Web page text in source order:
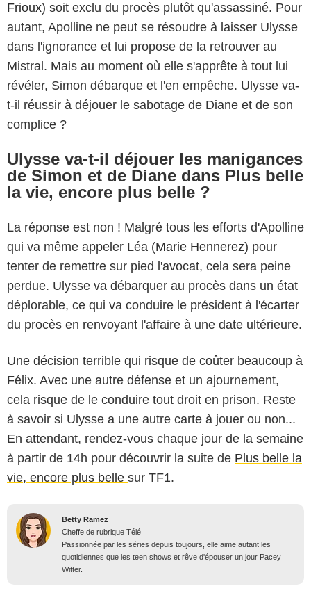
Frioux) soit exclu du procès plutôt qu'assassiné. Pour
autant, Apolline ne peut se résoudre à laisser Ulysse
dans l'ignorance et lui propose de la retrouver au
Mistral. Mais au moment où elle s'apprête à tout lui
révéler, Simon débarque et l'en empêche. Ulysse va-
t-il réussir à déjouer le sabotage de Diane et de son
complice ?
Ulysse va-t-il déjouer les manigances
de Simon et de Diane dans Plus belle
la vie, encore plus belle ?
La réponse est non ! Malgré tous les efforts d'Apolline
qui va même appeler Léa (Marie Hennerez) pour
tenter de remettre sur pied l'avocat, cela sera peine
perdue. Ulysse va débarquer au procès dans un état
déplorable, ce qui va conduire le président à l'écarter
du procès en renvoyant l'affaire à une date ultérieure.
Une décision terrible qui risque de coûter beaucoup à
Félix. Avec une autre défense et un ajournement,
cela risque de le conduire tout droit en prison. Reste
à savoir si Ulysse a une autre carte à jouer ou non...
En attendant, rendez-vous chaque jour de la semaine
à partir de 14h pour découvrir la suite de Plus belle la
vie, encore plus belle sur TF1.
Betty Ramez
Cheffe de rubrique Télé
Passionnée par les séries depuis toujours, elle aime autant les
quotidiennes que les teen shows et rêve d'épouser un jour Pacey
Witter.